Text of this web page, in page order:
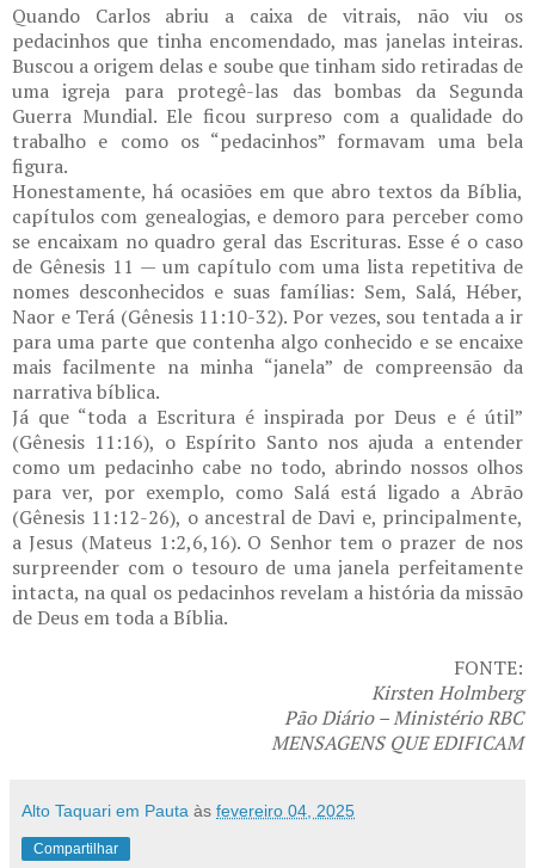
Quando Carlos abriu a caixa de vitrais, não viu os
pedacinhos que tinha encomendado, mas janelas inteiras.
Buscou a origem delas e soube que tinham sido retiradas de
uma igreja para protegê-las das bombas da Segunda
Guerra Mundial. Ele ficou surpreso com a qualidade do
trabalho e como os “pedacinhos” formavam uma bela
figura.
Honestamente, há ocasiões em que abro textos da Bíblia,
capítulos com genealogias, e demoro para perceber como
se encaixam no quadro geral das Escrituras. Esse é o caso
de Gênesis 11 — um capítulo com uma lista repetitiva de
nomes desconhecidos e suas famílias: Sem, Salá, Héber,
Naor e Terá (Gênesis 11:10-32). Por vezes, sou tentada a ir
para uma parte que contenha algo conhecido e se encaixe
mais facilmente na minha “janela” de compreensão da
narrativa bíblica.
Já que “toda a Escritura é inspirada por Deus e é útil”
(Gênesis 11:16), o Espírito Santo nos ajuda a entender
como um pedacinho cabe no todo, abrindo nossos olhos
para ver, por exemplo, como Salá está ligado a Abrão
(Gênesis 11:12-26), o ancestral de Davi e, principalmente,
a Jesus (Mateus 1:2,6,16). O Senhor tem o prazer de nos
surpreender com o tesouro de uma janela perfeitamente
intacta, na qual os pedacinhos revelam a história da missão
de Deus em toda a Bíblia.
FONTE:
Kirsten Holmberg
Pão Diário – Ministério RBC
MENSAGENS QUE EDIFICAM
Alto Taquari em Pauta às fevereiro 04, 2025
Compartilhar